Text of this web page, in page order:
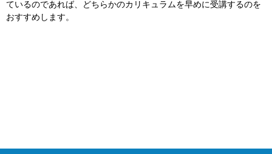
ているのであれば、どちらかのカリキュラムを早めに受講するのを
おすすめします。